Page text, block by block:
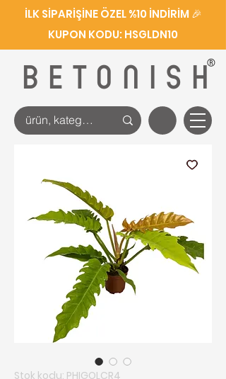
BETONISH
®
İLK SİPARİŞİNE ÖZEL %10 İNDİRİM 🎉
KUPON KODU: HSGLDN10
Stok kodu: PHIGOLCR4